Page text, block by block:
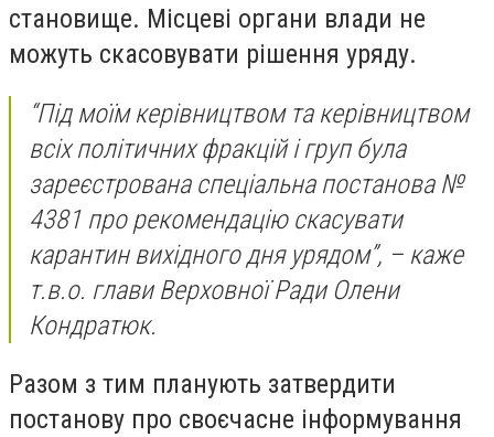
становище. Місцеві органи влади не
можуть скасовувати рішення уряду.
“Під моїм керівництвом та керівництвом
всіх політичних фракцій і груп була
зареєстрована спеціальна постанова №
4381 про рекомендацію скасувати
карантин вихідного дня урядом”, – каже
т.в.о. глави Верховної Ради Олени
Кондратюк.
Разом з тим планують затвердити
постанову про своєчасне інформування